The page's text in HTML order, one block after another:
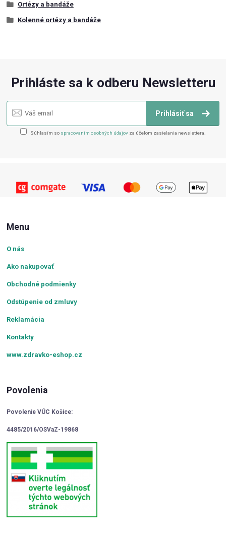
Ortézy a bandáže
Kolenné ortézy a bandáže
Prihláste sa k odberu Newsletteru
Prihlásiť sa
Súhlasím so spracovaním osobných údajov za účelom zasielania newslettera.
Menu
O nás
Ako nakupovať
Obchodné podmienky
Odstúpenie od zmluvy
Reklamácia
Kontakty
www.zdravko-eshop.cz
Povolenia
Povolenie VÚC Košice:
4485/2016/OSVaZ-19868